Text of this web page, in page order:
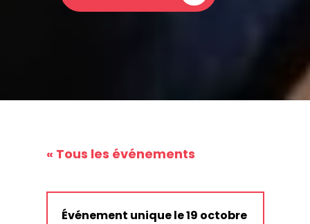
« Tous les événements
Événement unique le 19 octobre